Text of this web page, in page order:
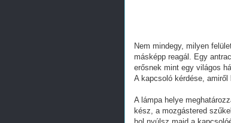
Nem mindegy, milyen
másképp reagál. Egy
erősnek mint egy világos
A kapcsoló kérdése,
A lámpa helye
kész, a mozgástered